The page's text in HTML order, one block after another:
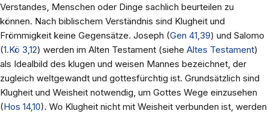
Verstandes, Menschen oder Dinge sachlich beurteilen zu
können. Nach biblischem Verständnis sind Klugheit und
Frömmigkeit keine Gegensätze. Joseph (Gen 41,39) und Salomo
(1.Kö 3,12) werden im Alten Testament (siehe Altes Testament)
als Idealbild des klugen und weisen Mannes bezeichnet, der
zugleich weltgewandt und gottesfürchtig ist. Grundsätzlich sind
Klugheit und Weisheit notwendig, um Gottes Wege einzusehen
(Hos 14,10). Wo Klugheit nicht mit Weisheit verbunden ist, werden